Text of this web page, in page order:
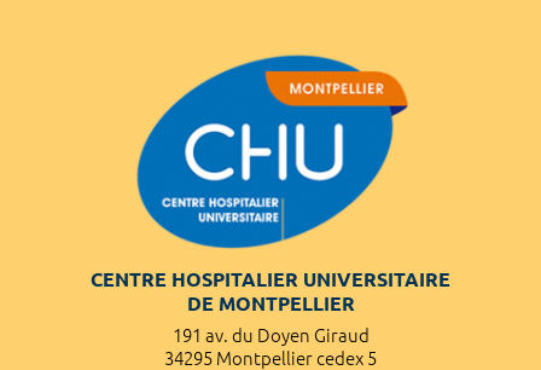
CENTRE HOSPITALIER UNIVERSITAIRE
DE MONTPELLIER
191 av. du Doyen Giraud
34295 Montpellier cedex 5